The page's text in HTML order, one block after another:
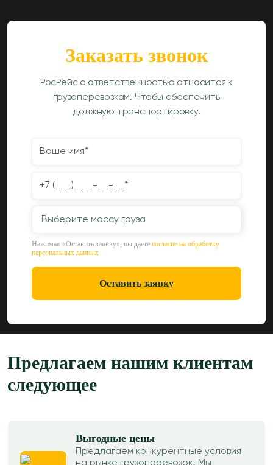
Заказать звонок
РосРейс с ответственностью относится к
грузоперевозкам. Чтобы обеспечить
должную транспортировку.
Выберите массу груза
Нажимая «Оставить заявку», вы даете согласие на обработку
персональных данных
Оставить заявку
Предлагаем нашим клиентам
следующее
Выгодные цены
Предлагаем конкурентные условия